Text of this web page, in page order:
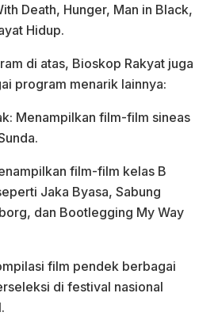
Death, Hunger, Man in Black,
Hidup.
di atas, Bioskop Rakyat juga
program menarik lainnya:
Menampilkan film-film sineas
film-film kelas B
Jaka Byasa, Sabung
dan Bootlegging My Way
film pendek berbagai
di festival nasional